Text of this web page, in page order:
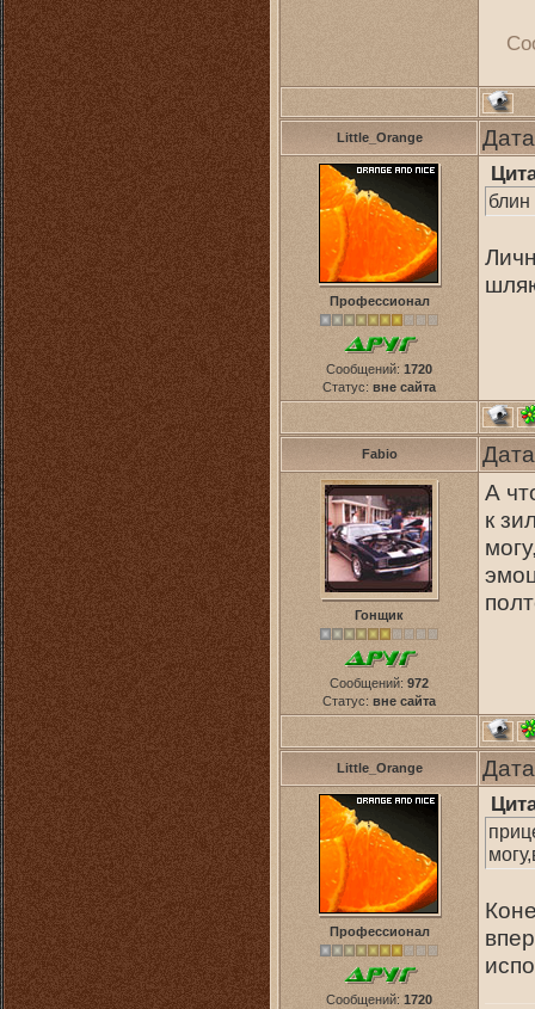
Little_Orange
Профессионал
Сообщений: 1720
Статус: вне сайта
блин
Fabio
Гонщик
Сообщений: 972
Статус: вне сайта
А
к
Little_Orange
Профессионал
Сообщений: 1720